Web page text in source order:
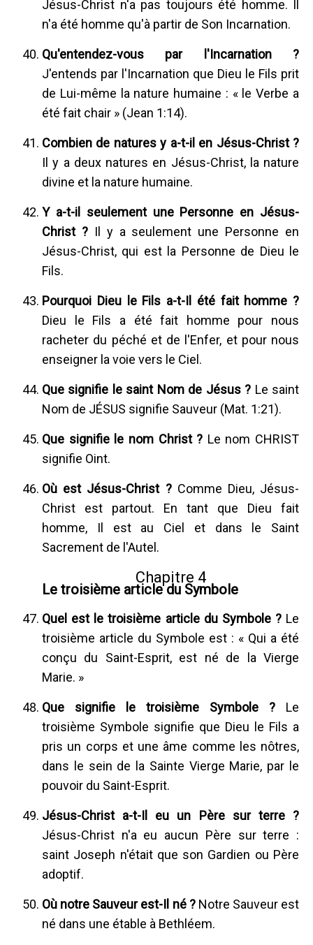
Jésus-Christ n'a pas toujours été homme. Il
n'a été homme qu'à partir de Son Incarnation.
Qu'entendez-vous par l'Incarnation ?
J'entends par l'Incarnation que Dieu le Fils prit
de Lui-même la nature humaine : « le Verbe a
été fait chair » (Jean 1:14).
Combien de natures y a-t-il en Jésus-Christ ?
Il y a deux natures en Jésus-Christ, la nature
divine et la nature humaine.
Y a-t-il seulement une Personne en Jésus-
Christ ?Il y a seulement une Personne en
Jésus-Christ, qui est la Personne de Dieu le
Fils.
Pourquoi Dieu le Fils a-t-Il été fait homme ?
Dieu le Fils a été fait homme pour nous
racheter du péché et de l'Enfer, et pour nous
enseigner la voie vers le Ciel.
Que signifie le saint Nom de Jésus ? Le saint
Nom de JÉSUS signifie Sauveur (Mat. 1:21).
Que signifie le nom Christ ? Le nom CHRIST
signifie Oint.
Où est Jésus-Christ ?Comme Dieu, Jésus-
Christ est partout. En tant que Dieu fait
homme, Il est au Ciel et dans le Saint
Sacrement de l'Autel.
Chapitre 4
Le troisième article du Symbole
Quel est le troisième article du Symbole ?Le
troisième article du Symbole est : « Qui a été
conçu du Saint-Esprit, est né de la Vierge
Marie. »
Que signifie le troisième Symbole ? Le
troisième Symbole signifie que Dieu le Fils a
pris un corps et une âme comme les nôtres,
dans le sein de la Sainte Vierge Marie, par le
pouvoir du Saint-Esprit.
Jésus-Christ a-t-Il eu un Père sur terre ?
Jésus-Christ n'a eu aucun Père sur terre :
saint Joseph n'était que son Gardien ou Père
adoptif.
Où notre Sauveur est-Il né ?Notre Sauveur est
né dans une étable à Bethléem.